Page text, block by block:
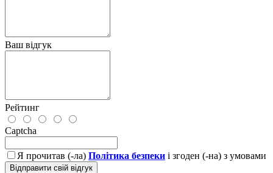
Ваш відгук
Рейтинг
Captcha
Я прочитав (-ла) Політика безпеки і згоден (-на) з умовами
Відправити свій відгук